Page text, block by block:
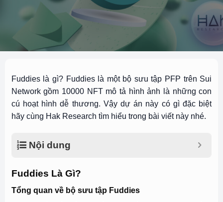
Fuddies là gì? Fuddies là một bộ sưu tập PFP trên Sui
Network gồm 10000 NFT mô tả hình ảnh là những con
cú hoạt hình dễ thương. Vậy dự án này có gì đặc biệt
hãy cùng Hak Research tìm hiểu trong bài viết này nhé.
Nội dung
Fuddies Là Gì?
Tổng quan về bộ sưu tập Fuddies